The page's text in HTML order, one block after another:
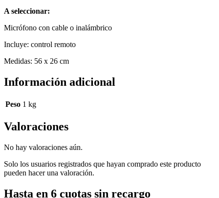
A seleccionar:
Micrófono con cable o inalámbrico
Incluye: control remoto
Medidas: 56 x 26 cm
Información adicional
Peso 1 kg
Valoraciones
No hay valoraciones aún.
Solo los usuarios registrados que hayan comprado este producto
pueden hacer una valoración.
Hasta en 6 cuotas sin recargo